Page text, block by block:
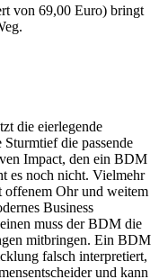
von 69,00 Euro) bringt
die eierlegende
die passende
Impact, den ein BDM
es noch nicht. Vielmehr
offenem Ohr und weitem
Business
muss der BDM die
mitbringen. Ein BDM
falsch interpretiert,
und kann